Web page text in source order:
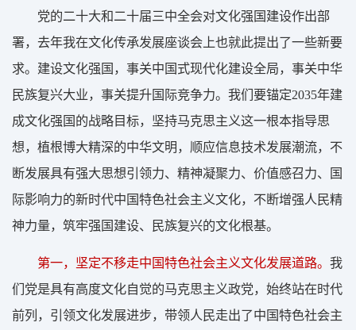
党的二十大和二十届三中全会对文化强国建设作出部
署，去年我在文化传承发展座谈会上也就此提出了一些新要
求。建设文化强国，事关中国式现代化建设全局，事关中华
民族复兴大业，事关提升国际竞争力。我们要锚定2035年建
成文化强国的战略目标，坚持马克思主义这一根本指导思
想，植根博大精深的中华文明，顺应信息技术发展潮流，不
断发展具有强大思想引领力、精神凝聚力、价值感召力、国
际影响力的新时代中国特色社会主义文化，不断增强人民精
神力量，筑牢强国建设、民族复兴的文化根基。
第一，坚定不移走中国特色社会主义文化发展道路。我
们党是具有高度文化自觉的马克思主义政党，始终站在时代
前列，引领文化发展进步，带领人民走出了中国特色社会主